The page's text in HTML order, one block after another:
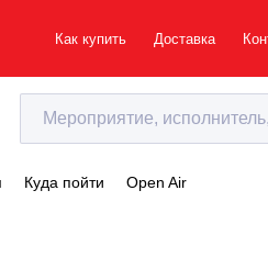
Как купить Доставка
Куда пойти Open Air